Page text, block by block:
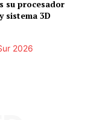
su procesador
sistema 3D